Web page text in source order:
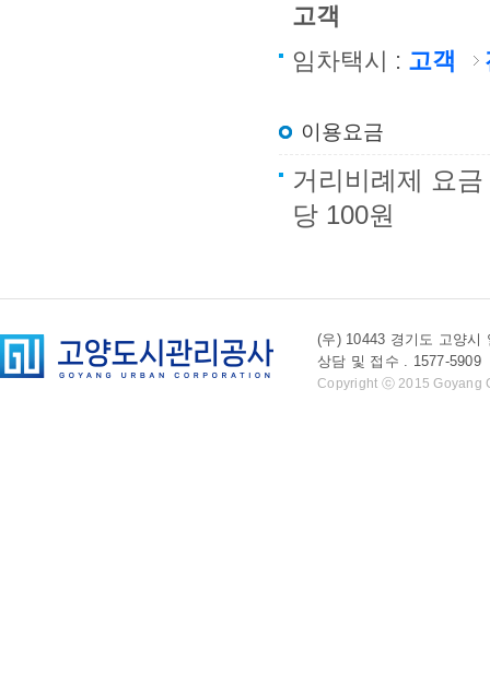
고객
임차택시 : 고객
이용요금
거리비례제 요
당 100원
(우) 10443 경기도 고양시
상담 및 접수 . 1577-
Copyright ⓒ 2015 Goyang